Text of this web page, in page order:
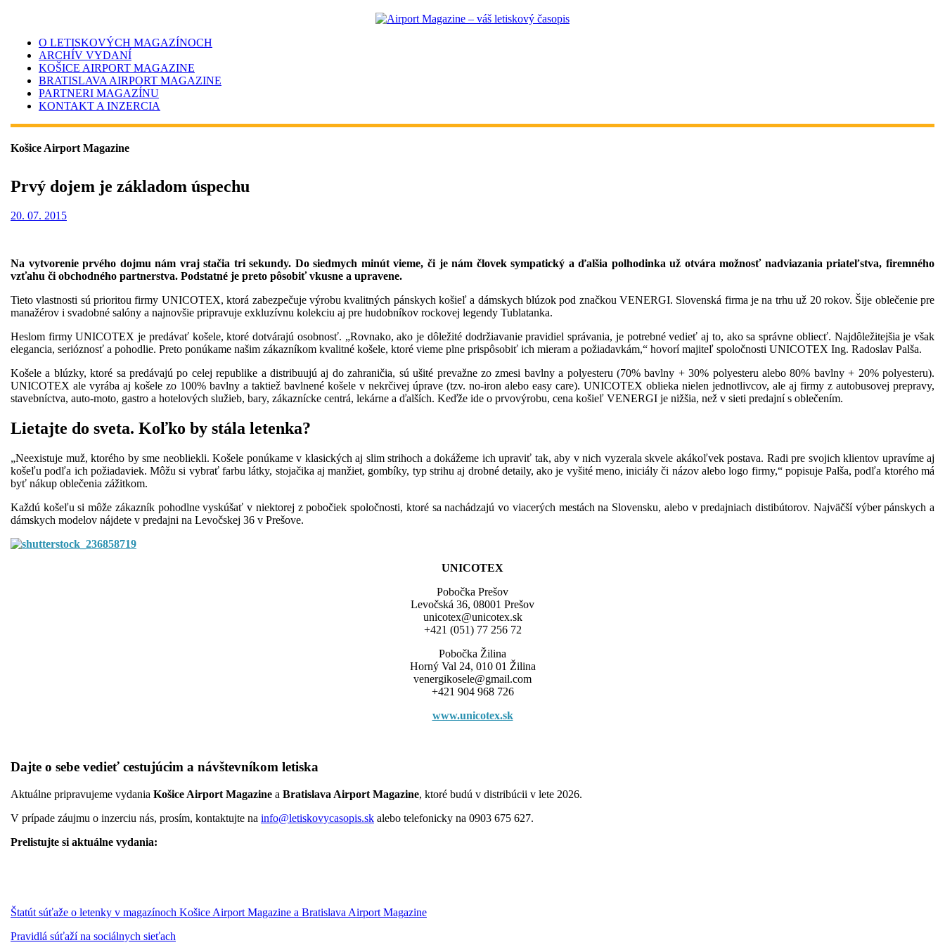
O LETISKOVÝCH MAGAZÍNOCH
ARCHÍV VYDANÍ
KOŠICE AIRPORT MAGAZINE
BRATISLAVA AIRPORT MAGAZINE
PARTNERI MAGAZÍNU
KONTAKT A INZERCIA
Košice Airport Magazine
Prvý dojem je základom úspechu
20. 07. 2015
Na vytvorenie prvého dojmu nám vraj stačia tri sekundy. Do siedmych minút vieme, či je nám človek sympatický a ďalšia polhodinka už otvára možnosť nadviazania priateľstva, firemného
vzťahu či obchodného partnerstva. Podstatné je preto pôsobiť vkusne a upravene.
Tieto vlastnosti sú prioritou firmy UNICOTEX, ktorá zabezpečuje výrobu kvalitných pánskych košieľ a dámskych blúzok pod značkou VENERGI. Slovenská firma je na trhu už 20 rokov. Šije oblečenie pre
manažérov i svadobné salóny a najnovšie pripravuje exkluzívnu kolekciu aj pre hudobníkov rockovej legendy Tublatanka.
Heslom firmy UNICOTEX je predávať košele, ktoré dotvárajú osobnosť. „Rovnako, ako je dôležité dodržiavanie pravidiel správania, je potrebné vedieť aj to, ako sa správne obliecť. Najdôležitejšia je však
elegancia, serióznosť a pohodlie. Preto ponúkame našim zákazníkom kvalitné košele, ktoré vieme plne prispôsobiť ich mieram a požiadavkám,“ hovorí majiteľ spoločnosti UNICOTEX Ing. Radoslav Palša.
Košele a blúzky, ktoré sa predávajú po celej republike a distribuujú aj do zahraničia, sú ušité prevažne zo zmesi bavlny a polyesteru (70% bavlny + 30% polyesteru alebo 80% bavlny + 20% polyesteru).
UNICOTEX ale vyrába aj košele zo 100% bavlny a taktiež bavlnené košele v nekrčivej úprave (tzv. no-iron alebo easy care). UNICOTEX oblieka nielen jednotlivcov, ale aj firmy z autobusovej prepravy,
stavebníctva, auto-moto, gastro a hotelových služieb, bary, zákaznícke centrá, lekárne a ďalších. Keďže ide o prvovýrobu, cena košieľ VENERGI je nižšia, než v sieti predajní s oblečením.
Lietajte do sveta. Koľko by stála letenka?
„Neexistuje muž, ktorého by sme neobliekli. Košele ponúkame v klasických aj slim strihoch a dokážeme ich upraviť tak, aby v nich vyzerala skvele akákoľvek postava. Radi pre svojich klientov upravíme aj
košeľu podľa ich požiadaviek. Môžu si vybrať farbu látky, stojačika aj manžiet, gombíky, typ strihu aj drobné detaily, ako je vyšité meno, iniciály či názov alebo logo firmy,“ popisuje Palša, podľa ktorého má
byť nákup oblečenia zážitkom.
Každú košeľu si môže zákazník pohodlne vyskúšať v niektorej z pobočiek spoločnosti, ktoré sa nachádzajú vo viacerých mestách na Slovensku, alebo v predajniach distibútorov. Najväčší výber pánskych a
dámskych modelov nájdete v predajni na Levočskej 36 v Prešove.
UNICOTEX
Pobočka Prešov
Levočská 36, 08001 Prešov
unicotex@unicotex.sk
+421 (051) 77 256 72
Pobočka Žilina
Horný Val 24, 010 01 Žilina
venergikosele@gmail.com
+421 904 968 726
www.unicotex.sk
Dajte o sebe vedieť cestujúcim a návštevníkom letiska
Aktuálne pripravujeme vydania Košice Airport Magazine a Bratislava Airport Magazine, ktoré budú v distribúcii v lete 2026.
V prípade záujmu o inzerciu nás, prosím, kontaktujte na info@letiskovycasopis.sk alebo telefonicky na 0903 675 627.
Prelistujte si aktuálne vydania:
Štatút súťaže o letenky v magazínoch Košice Airport Magazine a Bratislava Airport Magazine
Pravidlá súťaží na sociálnych sieťach